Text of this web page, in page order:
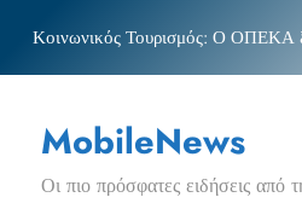
content
Κοινωνικός Τουρισμός: Ο ΟΠΕΚΑ
Νέα Κρήτη: Σαρακήνικο και η
ΟΦΗ»
Πριγκιπάτο Στάδιο
MobileNews
Οι πιο πρόσφατες ειδήσεις από